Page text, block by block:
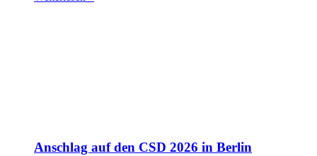
Anschlag auf den CSD 2026 in Berlin